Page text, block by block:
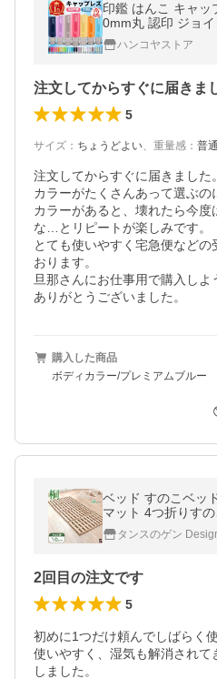
印鑑 はんこ キャッ
0mm丸 認印 ジョイ
印 限定カラー 推し
消化 ポイント利用
ハンコヤストア
5
サイズ ： ちょうどよい、 重量感 ： 普通
注文してからすぐに届きました。
カラーがたくさんあって選ぶ
カラーがあると、壊れたら今
な…とリピートが楽しみです。
とても使いやすく宅急便など
おります。
旦那さんにお仕事用で購入しよ
ありがとうございました。
購入した商品
ボディカラー/プレミアムブルー
ベッド すのこベッ
マット 4つ折りす
りすのこベッド ス
タンスのゲン
2回目の注文です
5
初めに1つだけ頼んでしばらく
使いやすく、湿気も解消され
しました。